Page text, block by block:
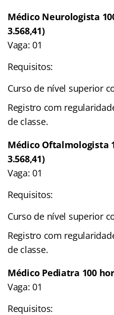
Médico Neurologista
3.568,41)
Vaga: 01
Requisitos:
Curso de nível superior
Registro com
de classe.
Médico Oftalmologista
3.568,41)
Vaga: 01
Requisitos:
Curso de nível superior
Registro com
de classe.
Médico Pediatra 100
Vaga: 01
Requisitos: